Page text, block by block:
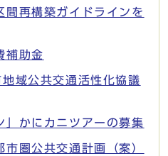
間再構築ガイドラインを
補助金
域公共交通活性化協議
」かにカニツアーの募集
圏公共交通計画（案）